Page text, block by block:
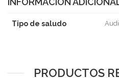
Tipo de saludo
PRODUCTOS